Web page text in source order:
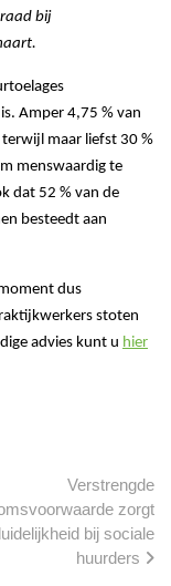
bij
Amper 4,75 % van
maar liefst 30 %
menswaardig te
dat 52 % van de
besteedt aan
dus
stoten
advies kunt u hier
Verstrengde
zorgt
bij sociale
huurders